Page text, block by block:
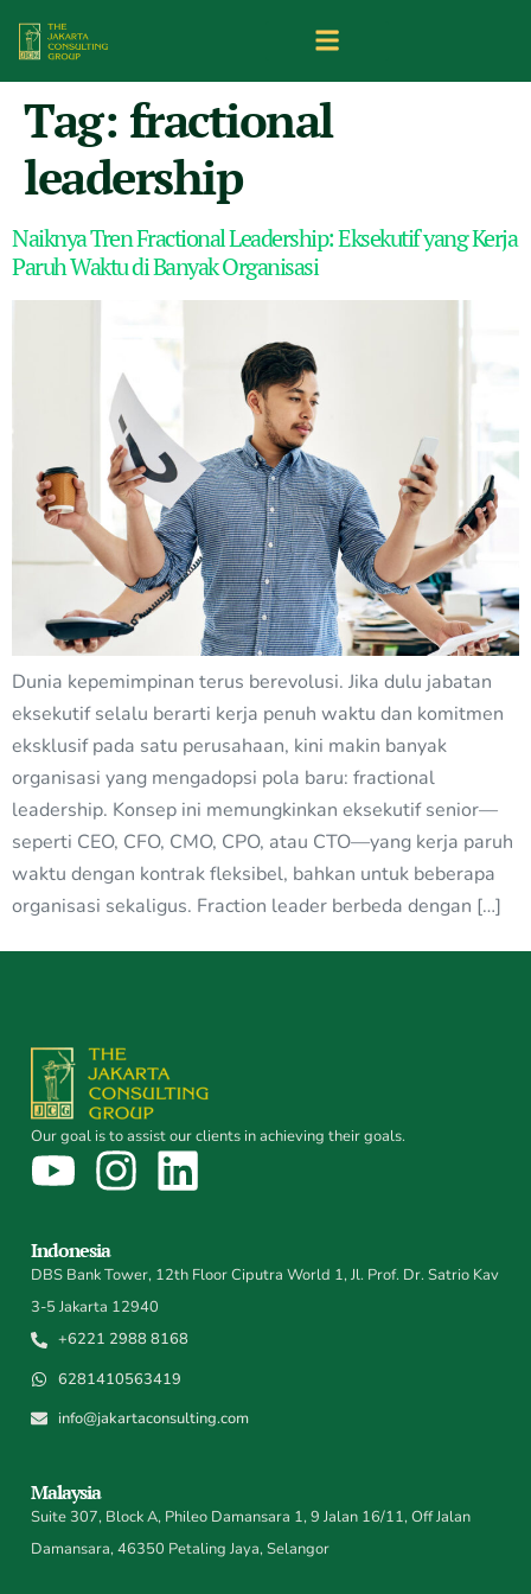
Tag: fractional
leadership
Naiknya Tren Fractional Leadership: Eksekutif yang Kerja
Paruh Waktu di Banyak Organisasi
Dunia kepemimpinan terus berevolusi. Jika dulu jabatan
eksekutif selalu berarti kerja penuh waktu dan komitmen
eksklusif pada satu perusahaan, kini makin banyak
organisasi yang mengadopsi pola baru: fractional
leadership. Konsep ini memungkinkan eksekutif senior—
seperti CEO, CFO, CMO, CPO, atau CTO—yang kerja paruh
waktu dengan kontrak fleksibel, bahkan untuk beberapa
organisasi sekaligus. Fraction leader berbeda dengan […]
Our goal is to assist our clients in achieving their goals.
Indonesia
DBS Bank Tower, 12th Floor Ciputra World 1, Jl. Prof. Dr. Satrio Kav
3-5 Jakarta 12940
+6221 2988 8168
6281410563419
info@jakartaconsulting.com
Malaysia
Suite 307, Block A, Phileo Damansara 1, 9 Jalan 16/11, Off Jalan
Damansara, 46350 Petaling Jaya, Selangor